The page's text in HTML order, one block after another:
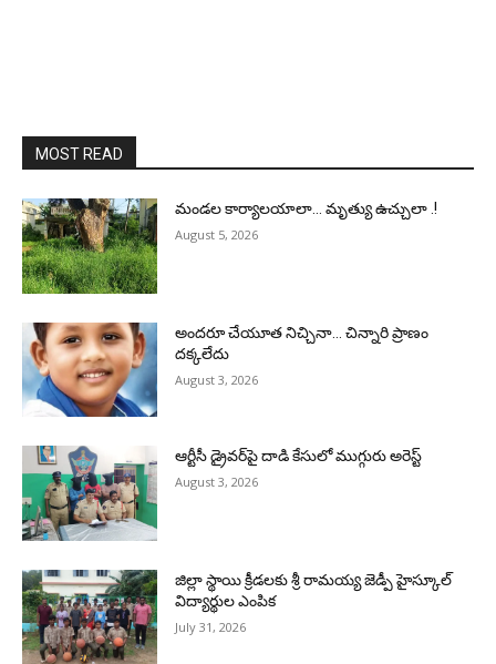
MOST READ
మండల కార్యాలయాలా… మృత్యు ఉచ్చులా .!
August 5, 2026
అందరూ చేయూత నిచ్చినా… చిన్నారి ప్రాణం
దక్కలేదు
August 3, 2026
ఆర్టీసీ డ్రైవర్‌పై దాడి కేసులో ముగ్గురు అరెస్ట్
August 3, 2026
జిల్లా స్థాయి క్రీడలకు శ్రీ రామయ్య జెడ్పీ హైస్కూల్
విద్యార్థుల ఎంపిక
July 31, 2026